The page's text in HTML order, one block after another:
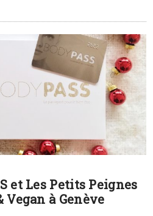
et Les Petits Peignes
à Genève